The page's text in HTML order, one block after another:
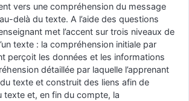
vers une compréhension du message
delà du texte. A l’aide des questions
met l’accent sur trois niveaux de
texte : la compréhension initiale par
perçoit les données et les informations
détaillée par laquelle l’apprenant
texte et construit des liens afin de
texte et, en fin du compte, la